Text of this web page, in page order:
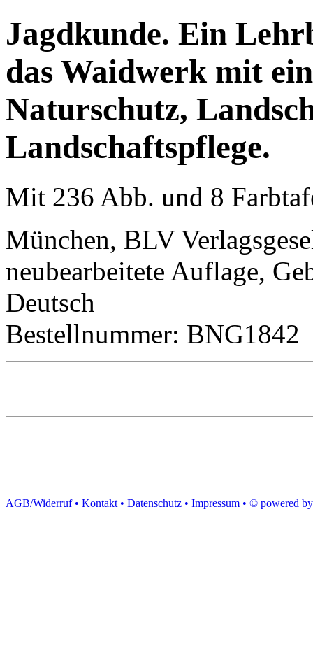
Jagdkunde. Ein
das Waidwerk mit
Naturschutz,
Landschaftspflege.
Mit 236 Abb. und 8
München, BLV
neubearbeitete Auflage,
Deutsch
Bestellnummer: BNG1842
AGB/Widerruf • Kontakt • Datenschutz • Impressum • © powered